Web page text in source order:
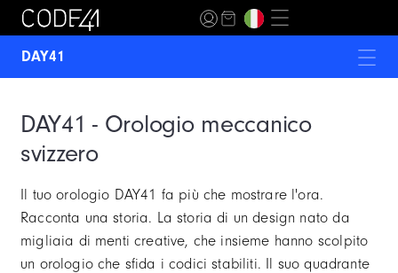
DAY41
ANOMALY-02
ANOMALY-T4
MECASCAPE
DAY41 - Orologio meccanico
svizzero
Il tuo orologio DAY41 fa più che mostrare l'ora.
Racconta una storia. La storia di un design nato da
migliaia di menti creative, che insieme hanno scolpito
un orologio che sfida i codici stabiliti. Il suo quadrante